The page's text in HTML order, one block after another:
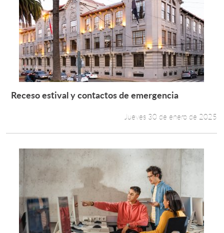
Leer más +
Receso estival y contactos de emergencia
Jueves 30 de enero de 2025